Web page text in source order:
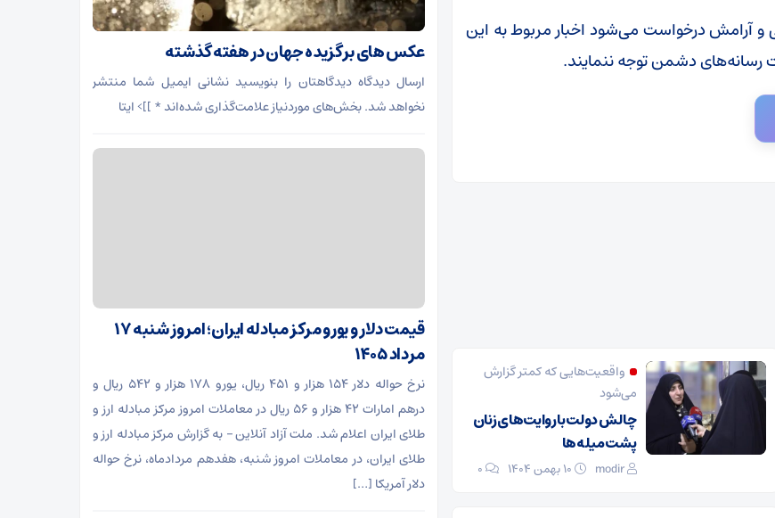
آرامش درخواست می‌شود اخبار مربوط به این
رسانه‌های دشمن توجه ننمایند.
واقعیت‌هایی که کمتر گزارش
می‌شود
چالش دولت با روایت‌های زنان
پشت میله‌ها
modir
0
عکس های برگزیده جهان در هفته گذشته
ارسال دیدگاه دیدگاهتان را بنویسید نشانی ایمیل شما منتشر
نخواهد شد. بخش‌های موردنیاز علامت‌گذاری شده‌اند * ]]> ایتا
قیمت دلار و یورو مرکز مبادله ایران؛ امروز شنبه ۱۷
مرداد ۱۴۰۵
نرخ حواله دلار ۱۵۴ هزار و ۴۵۱ ریال، یورو ۱۷۸ هزار و ۵۴۲ ریال و
درهم امارات ۴۲ هزار و ۵۶ ریال در معاملات امروز مرکز مبادله ارز و
طلای ایران اعلام شد. ملت آزاد آنلاین – به گزارش مرکز مبادله ارز و
طلای ایران، در معاملات امروز شنبه، هفدهم مردادماه، نرخ حواله
دلار آمریکا […]